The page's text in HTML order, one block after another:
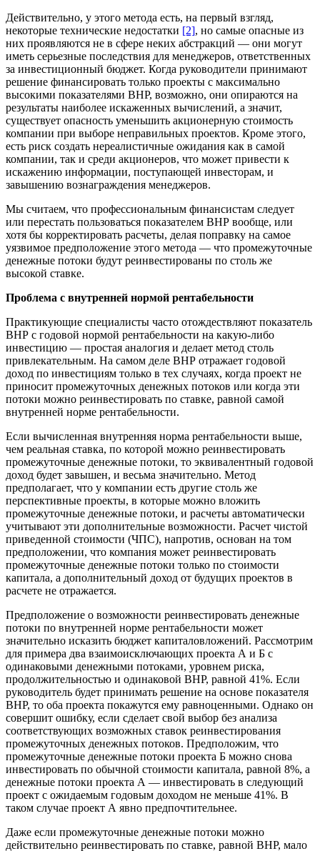
Действительно, у этого метода есть, на первый взгляд,
некоторые технические недостатки [2], но самые опасные из
них проявляются не в сфере неких абстракций — они могут
иметь серьезные последствия для менеджеров, ответственных
за инвестиционный бюджет. Когда руководители принимают
решение финансировать только проекты с максимально
высокими показателями ВНР, возможно, они опираются на
результаты наиболее искаженных вычислений, а значит,
существует опасность уменьшить акционерную стоимость
компании при выборе неправильных проектов. Кроме этого,
есть риск создать нереалистичные ожидания как в самой
компании, так и среди акционеров, что может привести к
искажению информации, поступающей инвесторам, и
завышению вознаграждения менеджеров.
Мы считаем, что профессиональным финансистам следует
или перестать пользоваться показателем ВНР вообще, или
хотя бы корректировать расчеты, делая поправку на самое
уязвимое предположение этого метода — что промежуточные
денежные потоки будут реинвестированы по столь же
высокой ставке.
Проблема с внутренней нормой рентабельности
Практикующие специалисты часто отождествляют показатель
ВНР с годовой нормой рентабельности на какую-либо
инвестицию — простая аналогия и делает метод столь
привлекательным. На самом деле ВНР отражает годовой
доход по инвестициям только в тех случаях, когда проект не
приносит промежуточных денежных потоков или когда эти
потоки можно реинвестировать по ставке, равной самой
внутренней норме рентабельности.
Если вычисленная внутренняя норма рентабельности выше,
чем реальная ставка, по которой можно реинвестировать
промежуточные денежные потоки, то эквивалентный годовой
доход будет завышен, и весьма значительно. Метод
предполагает, что у компании есть другие столь же
перспективные проекты, в которые можно вложить
промежуточные денежные потоки, и расчеты автоматически
учитывают эти дополнительные возможности. Расчет чистой
приведенной стоимости (ЧПС), напротив, основан на том
предположении, что компания может реинвестировать
промежуточные денежные потоки только по стоимости
капитала, а дополнительный доход от будущих проектов в
расчете не отражается.
Предположение о возможности реинвестировать денежные
потоки по внутренней норме рентабельности может
значительно исказить бюджет капиталовложений. Рассмотрим
для примера два взаимоисключающих проекта А и Б с
одинаковыми денежными потоками, уровнем риска,
продолжительностью и одинаковой ВНР, равной 41%. Если
руководитель будет принимать решение на основе показателя
ВНР, то оба проекта покажутся ему равноценными. Однако он
совершит ошибку, если сделает свой выбор без анализа
соответствующих возможных ставок реинвестирования
промежуточных денежных потоков. Предположим, что
промежуточные денежные потоки проекта Б можно снова
инвестировать по обычной стоимости капитала, равной 8%, а
денежные потоки проекта А — инвестировать в следующий
проект с ожидаемым годовым доходом не меньше 41%. В
таком случае проект А явно предпочтительнее.
Даже если промежуточные денежные потоки можно
действительно реинвестировать по ставке, равной ВНР, мало